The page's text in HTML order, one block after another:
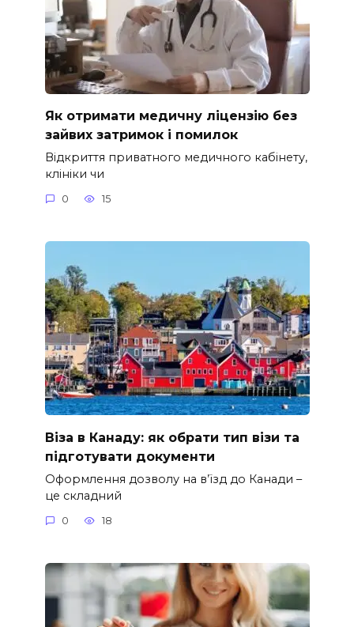
Як отримати медичну ліцензію без
зайвих затримок і помилок
Відкриття приватного медичного кабінету,
клініки чи
0 15
Віза в Канаду: як обрати тип візи та
підготувати документи
Оформлення дозволу на в’їзд до Канади –
це складний
0 18